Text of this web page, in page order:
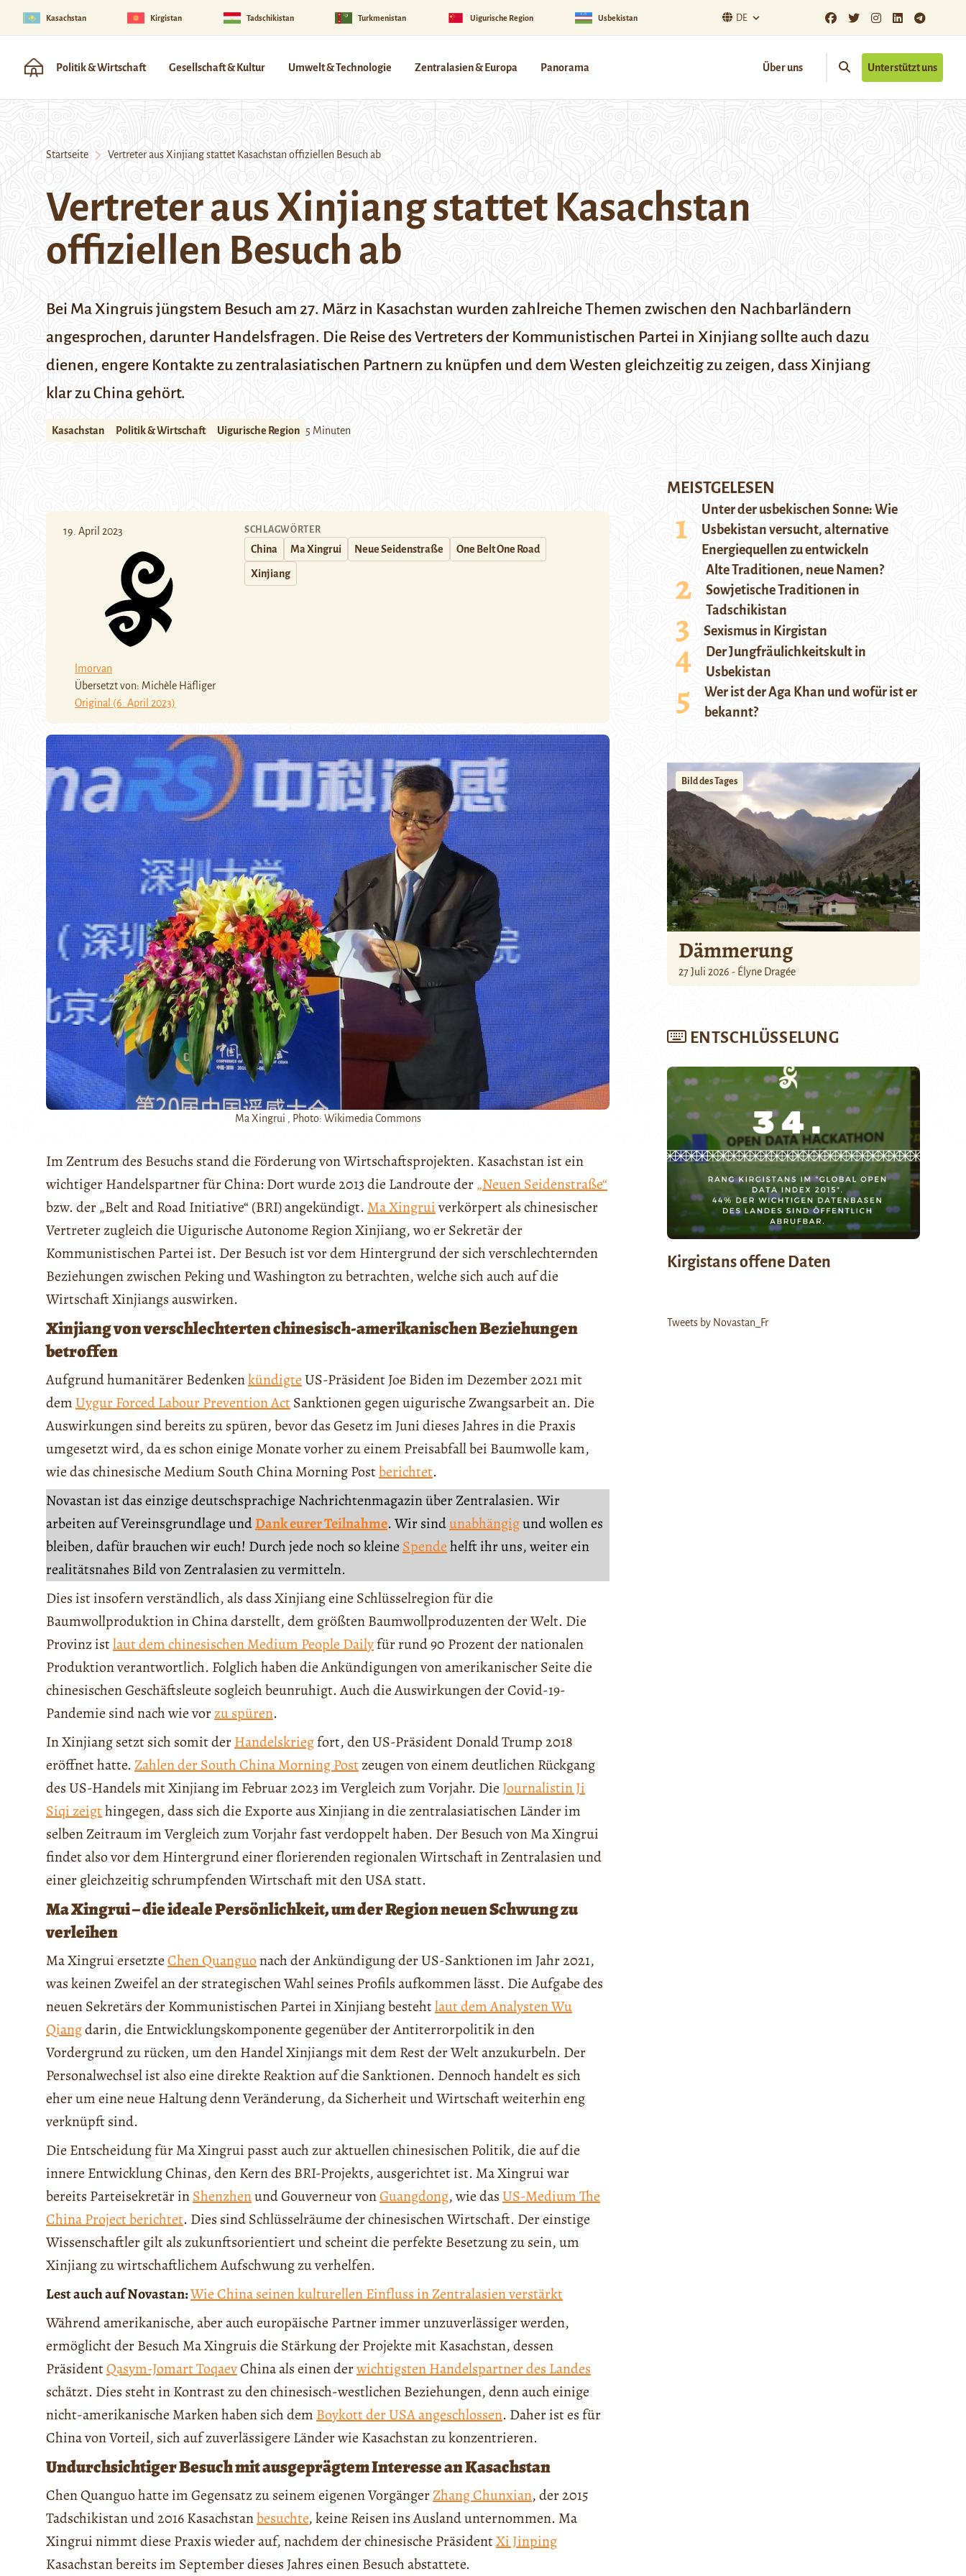
Kasachstan Kirgistan Tadschikistan Turkmenistan Uigurische Region Usbekistan DE
Politik & Wirtschaft Gesellschaft & Kultur Umwelt & Technologie Zentralasien & Europa Panorama Über uns Unterstützt uns
Startseite Vertreter aus Xinjiang stattet Kasachstan offiziellen Besuch ab
Vertreter aus Xinjiang stattet Kasachstan
offiziellen Besuch ab
Bei Ma Xingruis jüngstem Besuch am 27. März in Kasachstan wurden zahlreiche Themen zwischen den Nachbarländern
angesprochen, darunter Handelsfragen. Die Reise des Vertreters der Kommunistischen Partei in Xinjiang sollte auch dazu
dienen, engere Kontakte zu zentralasiatischen Partnern zu knüpfen und dem Westen gleichzeitig zu zeigen, dass Xinjiang
klar zu China gehört.
Kasachstan Politik & Wirtschaft Uigurische Region 5 Minuten
19. April 2023
lmorvan
Übersetzt von: Michèle Häfliger
Original (6. April 2023)
SCHLAGWÖRTER
China Ma Xingrui Neue Seidenstraße One Belt One Road
Xinjiang
Ma Xingrui , Photo: Wikimedia Commons
Im Zentrum des Besuchs stand die Förderung von Wirtschaftsprojekten. Kasachstan ist ein
wichtiger Handelspartner für China: Dort wurde 2013 die Landroute der„Neuen Seidenstraße“
bzw. der „Belt and Road Initiative“ (BRI) angekündigt. Ma Xingruiverkörpert als chinesischer
Vertreter zugleich die Uigurische Autonome Region Xinjiang, wo er Sekretär der
Kommunistischen Partei ist. Der Besuch ist vor dem Hintergrund der sich verschlechternden
Beziehungen zwischen Peking und Washington zu betrachten, welche sich auch auf die
Wirtschaft Xinjiangs auswirken.
Xinjiang von verschlechterten chinesisch-amerikanischen Beziehungen
betroffen
Aufgrund humanitärer BedenkenkündigteUS-Präsident Joe Biden im Dezember 2021 mit
demUygur Forced Labour Prevention ActSanktionen gegen uigurische Zwangsarbeit an. Die
Auswirkungen sind bereits zu spüren, bevor das Gesetz im Juni dieses Jahres in die Praxis
umgesetzt wird, da es schon einige Monate vorher zu einem Preisabfall bei Baumwolle kam,
wie das chinesische Medium South China Morning Postberichtet.
Novastan ist das einzige deutschsprachige Nachrichtenmagazin über Zentralasien. Wir
arbeiten auf Vereinsgrundlage undDank eurer Teilnahme. Wir sindunabhängigund wollen es
bleiben, dafür brauchen wir euch! Durch jede noch so kleine Spendehelft ihr uns, weiter ein
realitätsnahes Bild von Zentralasien zu vermitteln.
Dies ist insofern verständlich, als dass Xinjiang eine Schlüsselregion für die
Baumwollproduktion in China darstellt, dem größten Baumwollproduzenten der Welt. Die
Provinz istlaut dem chinesischen Medium People Dailyfür rund 90 Prozent der nationalen
Produktion verantwortlich. Folglich haben die Ankündigungen von amerikanischer Seite die
chinesischen Geschäftsleute sogleich beunruhigt. Auch die Auswirkungen der Covid-19-
Pandemie sind nach wie vorzu spüren.
In Xinjiang setzt sich somit derHandelskriegfort, den US-Präsident Donald Trump 2018
eröffnet hatte.Zahlen der South China Morning Postzeugen von einem deutlichen Rückgang
des US-Handels mit Xinjiang im Februar 2023 im Vergleich zum Vorjahr. Die Journalistin Ji
Siqi zeigthingegen, dass sich die Exporte aus Xinjiang in die zentralasiatischen Länder im
selben Zeitraum im Vergleich zum Vorjahr fast verdoppelt haben. Der Besuch von Ma Xingrui
findet also vor dem Hintergrund einer florierenden regionalen Wirtschaft in Zentralasien und
einer gleichzeitig schrumpfenden Wirtschaft mit den USA statt.
Ma Xingrui – die ideale Persönlichkeit, um der Region neuen Schwung zu
verleihen
Ma Xingrui ersetzteChen Quanguonach der Ankündigung der US-Sanktionen im Jahr 2021,
was keinen Zweifel an der strategischen Wahl seines Profils aufkommen lässt. Die Aufgabe des
neuen Sekretärs der Kommunistischen Partei in Xinjiang bestehtlaut dem Analysten Wu
Qiangdarin, die Entwicklungskomponente gegenüber der Antiterrorpolitik in den
Vordergrund zu rücken, um den Handel Xinjiangs mit dem Rest der Welt anzukurbeln. Der
Personalwechsel ist also eine direkte Reaktion auf die Sanktionen. Dennoch handelt es sich
eher um eine neue Haltung denn Veränderung, da Sicherheit und Wirtschaft weiterhin eng
verknüpft sind.
Die Entscheidung für Ma Xingrui passt auch zur aktuellen chinesischen Politik, die auf die
innere Entwicklung Chinas, den Kern des BRI-Projekts, ausgerichtet ist. Ma Xingrui war
bereits Parteisekretär inShenzhenund Gouverneur vonGuangdong, wie dasUS-Medium The
China Project berichtet. Dies sind Schlüsselräume der chinesischen Wirtschaft. Der einstige
Wissenschaftler gilt als zukunftsorientiert und scheint die perfekte Besetzung zu sein, um
Xinjiang zu wirtschaftlichem Aufschwung zu verhelfen.
Lest auch auf Novastan:Wie China seinen kulturellen Einfluss in Zentralasien verstärkt
Während amerikanische, aber auch europäische Partner immer unzuverlässiger werden,
ermöglicht der Besuch Ma Xingruis die Stärkung der Projekte mit Kasachstan, dessen
PräsidentQasym-Jomart ToqaevChina als einen derwichtigsten Handelspartner des Landes
schätzt. Dies steht in Kontrast zu den chinesisch-westlichen Beziehungen, denn auch einige
nicht-amerikanische Marken haben sich dem Boykott der USA angeschlossen. Daher ist es für
China von Vorteil, sich auf zuverlässigere Länder wie Kasachstan zu konzentrieren.
Undurchsichtiger Besuch mit ausgeprägtem Interesse an Kasachstan
Chen Quanguo hatte im Gegensatz zu seinem eigenen VorgängerZhang Chunxian, der 2015
Tadschikistan und 2016 Kasachstanbesuchte, keine Reisen ins Ausland unternommen. Ma
Xingrui nimmt diese Praxis wieder auf, nachdem der chinesische PräsidentXi Jinping
Kasachstan bereits im September dieses Jahres einen Besuch abstattete.
MEISTGELESEN
Unter der usbekischen Sonne: Wie
Usbekistan versucht, alternative
Energiequellen zu entwickeln
Alte Traditionen, neue Namen?
Sowjetische Traditionen in
Tadschikistan
Sexismus in Kirgistan
Der Jungfräulichkeitskult in
Usbekistan
Wer ist der Aga Khan und wofür ist er
bekannt?
Bild des Tages
Dämmerung
27 Juli 2026 - Élyne Dragée
ENTSCHLÜSSELUNG
Kirgistans offene Daten
Tweets by Novastan_Fr